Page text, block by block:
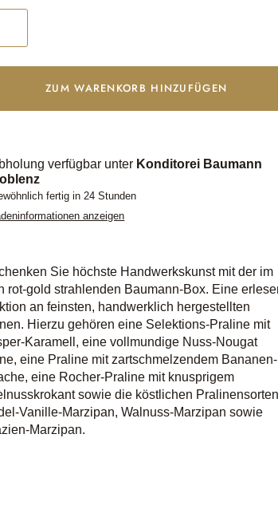
ZUM WARENKORB HINZUFÜGEN
verfügbar unter Konditorei Baumann
fertig in 24 Stunden
anzeigen
Sie höchste Handwerkskunst mit der im
rot-gold strahlenden Baumann-Box. Eine
an feinsten, handwerklich hergestellten
Hierzu gehören eine Selektions-Praline mit
Karamell, eine vollmundige Nuss-Nougat
eine Praline mit zartschmelzendem Bananen-
eine Rocher-Praline mit knusprigem
sowie die köstlichen
Vanille-Marzipan, Walnuss-Marzipan sowie
Marzipan.